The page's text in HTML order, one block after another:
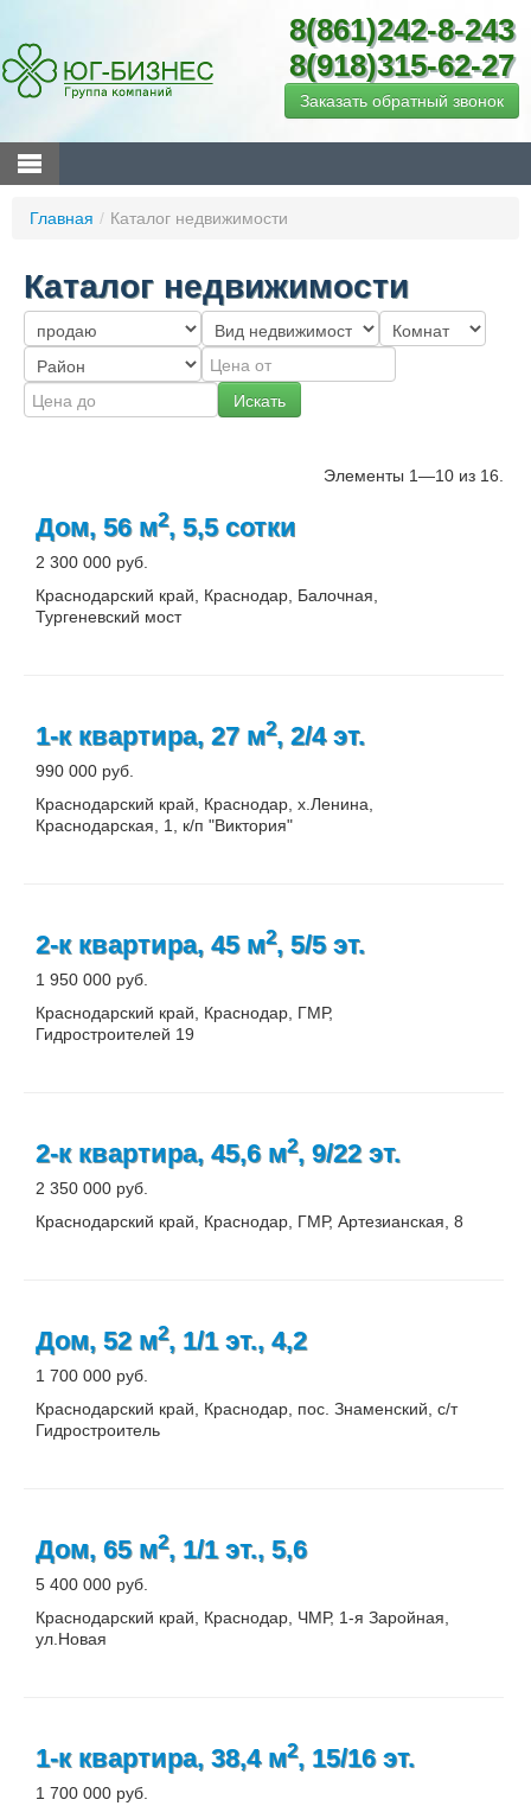
8(861)242-8-243
8(918)315-62-27
Заказать обратный звонок
Главная / Каталог недвижимости
Каталог недвижимости
Элементы 1—10 из 16.
Дом, 56 м2, 5,5 сотки
2 300 000 руб.
Краснодарский край, Краснодар, Балочная,
Тургеневский мост
1-к квартира, 27 м2, 2/4 эт.
990 000 руб.
Краснодарский край, Краснодар, х.Ленина,
Краснодарская, 1, к/п "Виктория"
2-к квартира, 45 м2, 5/5 эт.
1 950 000 руб.
Краснодарский край, Краснодар, ГМР,
Гидростроителей 19
2-к квартира, 45,6 м2, 9/22 эт.
2 350 000 руб.
Краснодарский край, Краснодар, ГМР, Артезианская, 8
Дом, 52 м2, 1/1 эт., 4,2
1 700 000 руб.
Краснодарский край, Краснодар, пос. Знаменский, с/т
Гидростроитель
Дом, 65 м2, 1/1 эт., 5,6
5 400 000 руб.
Краснодарский край, Краснодар, ЧМР, 1-я Заройная,
ул.Новая
1-к квартира, 38,4 м2, 15/16 эт.
1 700 000 руб.